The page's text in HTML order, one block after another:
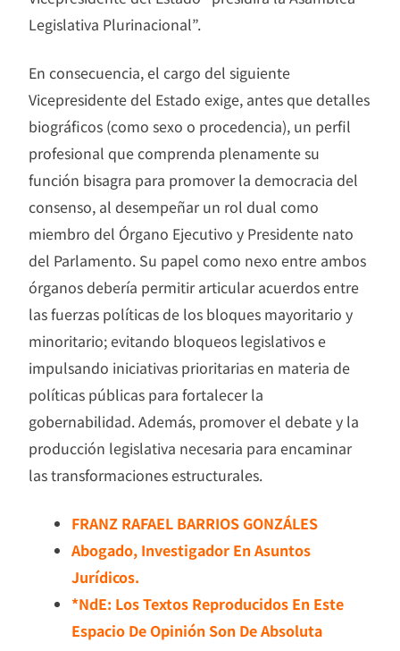
Legislativa Plurinacional”.
En consecuencia, el cargo del siguiente
Vicepresidente del Estado exige, antes que detalles
biográficos (como sexo o procedencia), un perfil
profesional que comprenda plenamente su
función bisagra para promover la democracia del
consenso, al desempeñar un rol dual como
miembro del Órgano Ejecutivo y Presidente nato
del Parlamento. Su papel como nexo entre ambos
órganos debería permitir articular acuerdos entre
las fuerzas políticas de los bloques mayoritario y
minoritario; evitando bloqueos legislativos e
impulsando iniciativas prioritarias en materia de
políticas públicas para fortalecer la
gobernabilidad. Además, promover el debate y la
producción legislativa necesaria para encaminar
las transformaciones estructurales.
FRANZ RAFAEL BARRIOS GONZÁLES
Abogado, Investigador En Asuntos
Jurídicos.
*NdE: Los Textos Reproducidos En Este
Espacio De Opinión Son De Absoluta